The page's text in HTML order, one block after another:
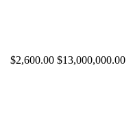
$2,600.00 $13,000,000.00